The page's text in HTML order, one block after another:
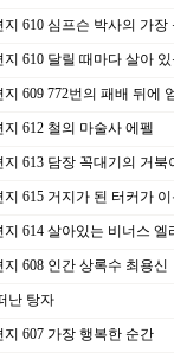
지 610 심프슨 박사의 가장
지 610 달릴 때마다 살아
지 609 772번의 패배 뒤에
지 612 철의 마술사 에펠
지 613 담장 꼭대기의 거북
지 615 거지가 된 터커가
지 614 살아있는 비너스 엘
지 608 인간 상록수 최용신
난 탕자
지 607 가장 행복한 순간